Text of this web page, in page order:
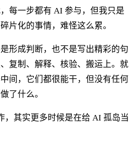
每一步都有 AI 参与，但我只是
片化的事情，难怪这么累。
形成判断，也不是写出精彩的句
复制、解释、核验、搬运上。就
间，它们都很能干，但没有任何
了什么。
，其实更多时候是在给 AI 孤岛当